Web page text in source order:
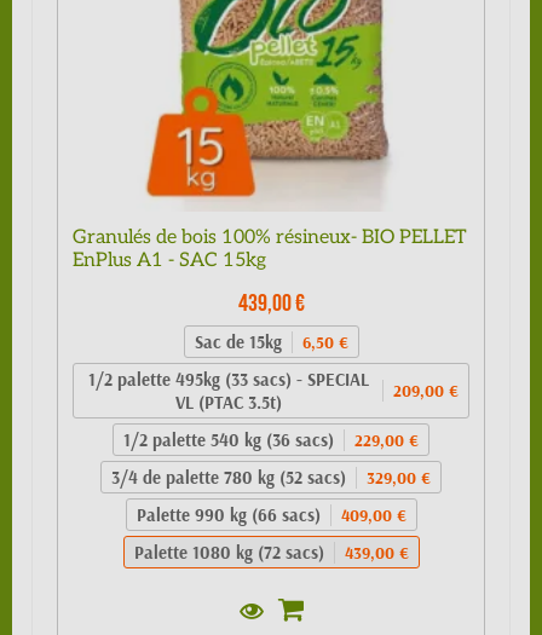
Granulés de bois 100% résineux- BIO PELLET
EnPlus A1 - SAC 15kg
439,00 €
Sac de 15kg 6,50 €
1/2 palette 495kg (33 sacs) - SPECIAL
VL (PTAC 3.5t)
209,00 €
1/2 palette 540 kg (36 sacs) 229,00 €
3/4 de palette 780 kg (52 sacs) 329,00 €
Palette 990 kg (66 sacs) 409,00 €
Palette 1080 kg (72 sacs) 439,00 €